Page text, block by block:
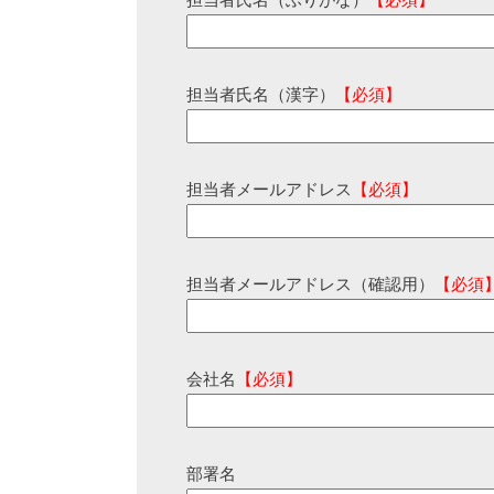
担当者氏名（漢字） 【必須】
担当者メールアドレス 【必須】
担当者メールアドレス（確認用） 【必須
会社名 【必須】
部署名